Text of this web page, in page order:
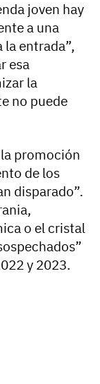
joven hay
a una
la entrada”,
esa
la
no puede
promoción
de los
disparado”.
o el cristal
y 2023.